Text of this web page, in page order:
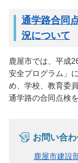
通学路合同
況について
鹿屋市では、平成
安全プログラム」
め、学校、教育委
通学路の合同点検
お問い合
鹿屋市建設